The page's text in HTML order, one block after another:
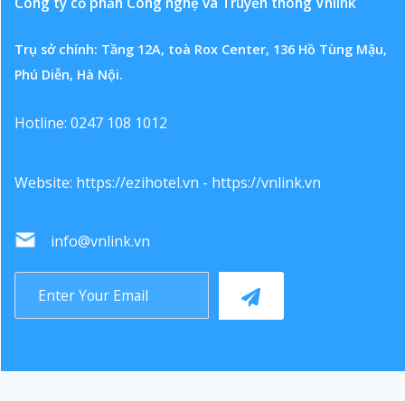
Trụ sở chính: Tầng 12A, toà Rox Center, 136 Hồ Tùng Mậu,
Phú Diễn, Hà Nội.
Hotline: 0247 108 1012
Website: https://ezihotel.vn - https://vnlink.vn
info@vnlink.vn